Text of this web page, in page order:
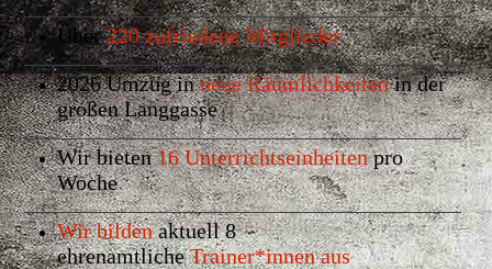
Über220 zufriedene Mitglieder
2026 Umzug inneue Räumlichkeitenin der
großen Langgasse
Wir bieten16 Unterrichtseinheitenpro
Woche
Wir bildenaktuell 8
ehrenamtlicheTrainer*innen aus